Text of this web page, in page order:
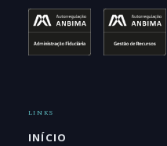
LINKS
INÍCIO